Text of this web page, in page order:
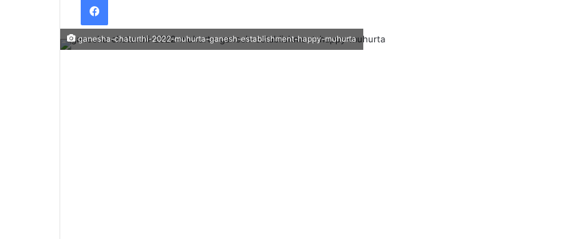
ganesha-chaturthi-2022-muhurta-ganesh-establishment-happy-muhurta